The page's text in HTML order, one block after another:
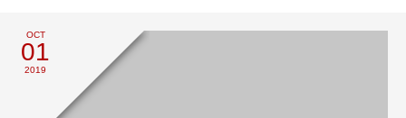
OCT
01
2019